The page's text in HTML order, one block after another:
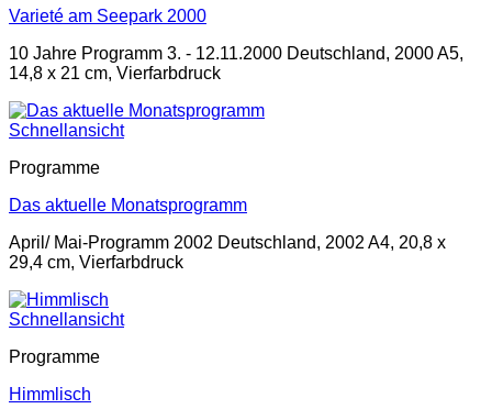
Varieté am Seepark 2000
10 Jahre Programm 3. - 12.11.2000 Deutschland, 2000 A5,
14,8 x 21 cm, Vierfarbdruck
Schnellansicht
Programme
Das aktuelle Monatsprogramm
April/ Mai-Programm 2002 Deutschland, 2002 A4, 20,8 x
29,4 cm, Vierfarbdruck
Schnellansicht
Programme
Himmlisch